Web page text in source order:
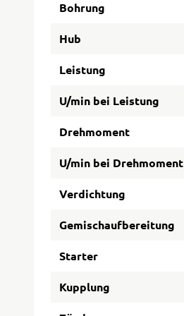
Bohrung
Hub
Leistung
U/min bei Leistung
Drehmoment
U/min bei Drehmoment
Verdichtung
Gemischaufbereitung
Starter
Kupplung